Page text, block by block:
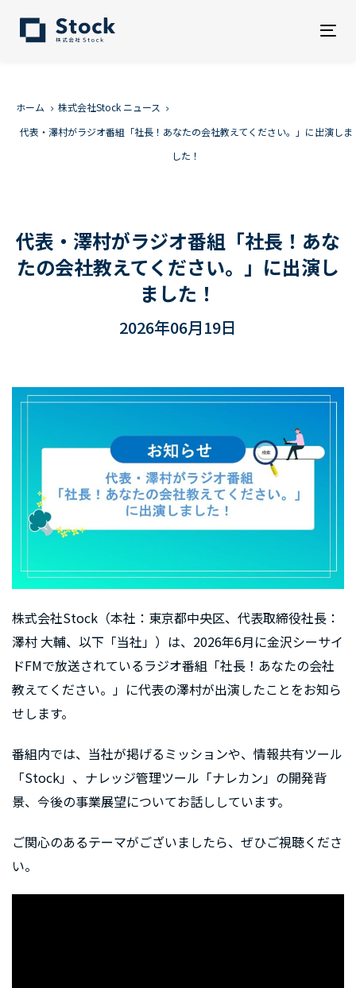
ホーム
株式会社Stock ニュース
代表・澤村がラジオ番組「社長！あなたの会社教えてください。」に出演しま
した！
代表・澤村がラジオ番組「社長！あな
たの会社教えてください。」に出演し
ました！
2026年06月19日
株式会社Stock（本社：東京都中央区、代表取締役社長：
澤村 大輔、以下「当社」）は、2026年6月に金沢シーサイ
ドFMで放送されているラジオ番組「社長！あなたの会社
教えてください。」に代表の澤村が出演したことをお知ら
せします。
番組内では、当社が掲げるミッションや、情報共有ツール
「Stock」、ナレッジ管理ツール「ナレカン」の開発背
景、今後の事業展望についてお話ししています。
ご関心のあるテーマがございましたら、ぜひご視聴くださ
い。